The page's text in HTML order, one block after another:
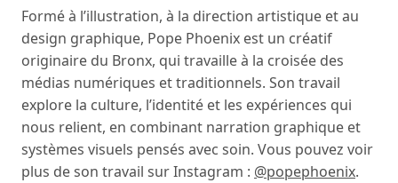
Formé à l’illustration, à la direction artistique et au
design graphique, Pope Phoenix est un créatif
originaire du Bronx, qui travaille à la croisée des
médias numériques et traditionnels. Son travail
explore la culture, l’identité et les expériences qui
nous relient, en combinant narration graphique et
systèmes visuels pensés avec soin. Vous pouvez voir
plus de son travail sur Instagram : @popephoenix.